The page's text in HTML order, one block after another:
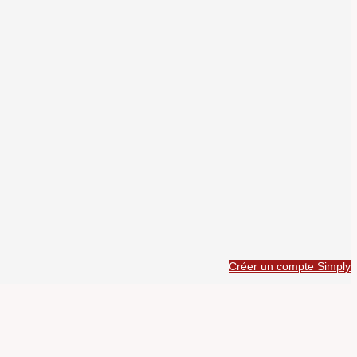
Créer un compte Simply